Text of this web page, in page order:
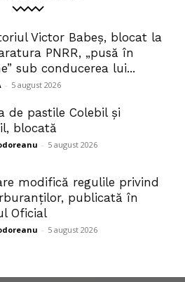
Victor Babeș, blocat la
PNRR, „pusă în
sub conducerea lui...
- 5 august 2026
de pastile Colebil și
blocată
- 5 august 2026
modifică regulile privind
publicată în
Oficial
- 5 august 2026